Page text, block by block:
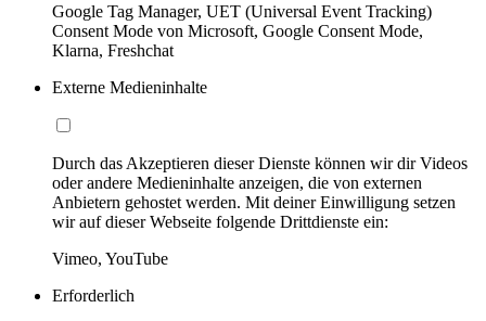
Google Tag Manager, UET (Universal Event Tracking)
Consent Mode von Microsoft, Google Consent Mode,
Klarna, Freshchat
Externe Medieninhalte
Durch das Akzeptieren dieser Dienste können wir dir Videos
oder andere Medieninhalte anzeigen, die von externen
Anbietern gehostet werden. Mit deiner Einwilligung setzen
wir auf dieser Webseite folgende Drittdienste ein:
Vimeo, YouTube
Erforderlich